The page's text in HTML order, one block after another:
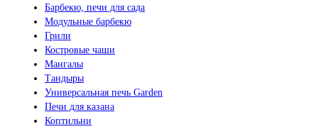
Барбекю, печи для сада
Модульные барбекю
Грили
Костровые чаши
Мангалы
Тандыры
Универсальная печь Garden
Печи для казана
Коптильни